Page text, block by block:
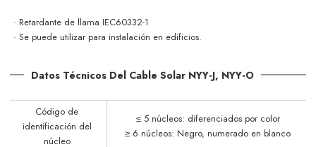
· Retardante de llama IEC60332-1
· Se puede utilizar para instalación en edificios.
Datos Técnicos Del Cable Solar NYY-J, NYY-O
Código de
identificación del
núcleo
≤ 5 núcleos: diferenciados por color
≥ 6 núcleos: Negro, numerado en blanco